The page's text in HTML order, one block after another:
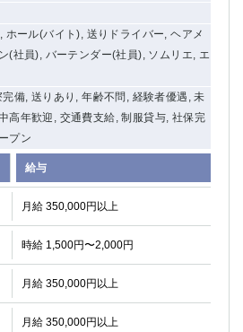
ホール(バイト), 送りドライバー, ヘアメ
(社員), バーテンダー(社員), ソムリエ, エ
完備, 送りあり, 年齢不問, 経験者優遇, 未
高年歓迎, 交通費支給, 制服貸与, 社保完
プン
給与
月給 350,000円以上
時給 1,500円〜2,000円
月給 350,000円以上
月給 350,000円以上
南越谷
川越
南浦和
熊谷
＞
北浦和（西口）
川口
津田沼